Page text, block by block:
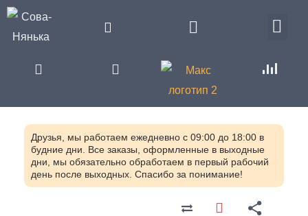
Друзья, мы работаем ежедневно с 09:00 до 18:00 в
будние дни. Все заказы, оформленные в выходные
дни, мы обязательно обработаем в первый рабочий
день после выходных. Спасибо за понимание!